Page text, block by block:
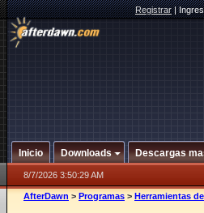
Registrar|
Inicio Downloads Descargas
8/7/2026 3:50:29 AM
AfterDawn > Programas > Herramientas